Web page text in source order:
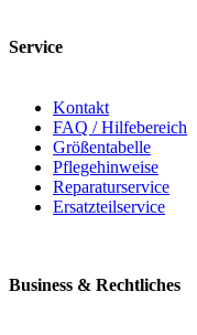
Service
Kontakt
FAQ / Hilfebereich
Größentabelle
Pflegehinweise
Reparaturservice
Ersatzteilservice
Business & Rechtliches